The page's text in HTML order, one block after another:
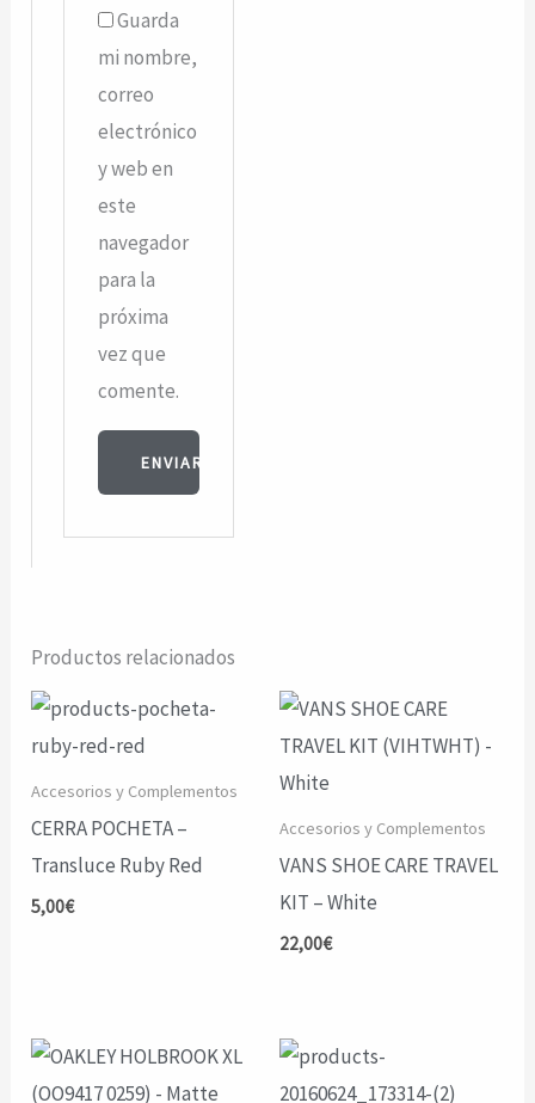
Guarda
mi nombre,
correo
electrónico
y web en
este
navegador
para la
próxima
vez que
comente.
Productos relacionados
Accesorios y Complementos
CERRA POCHETA –
Transluce Ruby Red
5,00€
Accesorios y Complementos
VANS SHOE CARE TRAVEL
KIT – White
22,00€